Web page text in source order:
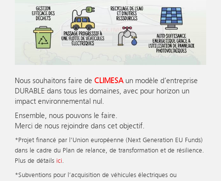
Nous souhaitons faire de CLIMESAun modèle d’entreprise
DURABLE dans tous les domaines, avec pour horizon un
impact environnemental nul.
Ensemble, nous pouvons le faire.
Merci de nous rejoindre dans cet objectif.
*Projet financé par l’Union européenne (Next Generation EU Funds)
dans le cadre du Plan de relance, de transformation et de résilience.
Plus de détails ici.
*Subventions pour l’acquisition de véhicules électriques ou